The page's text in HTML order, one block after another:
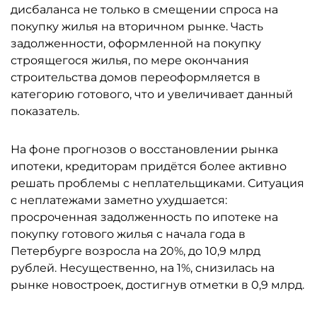
дисбаланса не только в смещении спроса на
покупку жилья на вторичном рынке. Часть
задолженности, оформленной на покупку
строящегося жилья, по мере окончания
строительства домов переоформляется в
категорию готового, что и увеличивает данный
показатель.
На фоне прогнозов о восстановлении рынка
ипотеки, кредиторам придётся более активно
решать проблемы с неплательщиками. Ситуация
с неплатежами заметно ухудшается:
просроченная задолженность по ипотеке на
покупку готового жилья с начала года в
Петербурге возросла на 20%, до 10,9 млрд
рублей. Несущественно, на 1%, снизилась на
рынке новостроек, достигнув отметки в 0,9 млрд.